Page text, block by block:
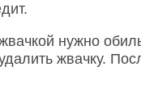
нужно
жвачку.